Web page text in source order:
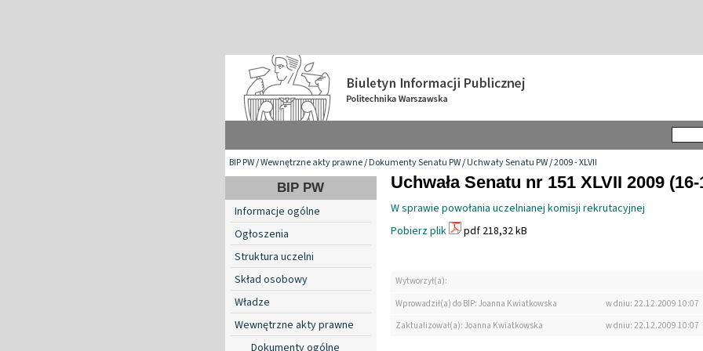
BIP PW/Wewnętrzne akty prawne/Dokumenty Senatu PW/Uchwały Senatu PW/2009 - XLVII
BIP PW
Informacje ogólne
Ogłoszenia
Struktura uczelni
Skład osobowy
Władze
Wewnętrzne akty prawne
Dokumenty ogólne
Uchwała Senatu nr 151 XLVII 2009
W sprawie powołania uczelnianej komisji rekrutacyjnej
Pobierz plik
pdf 218,32 kB
Wytworzył(a):
Wprowadził(a) do BIP: Joanna Kwiatkowska
w dniu: 22.12.2009 10:07
Zaktualizował(a): Joanna Kwiatkowska
w dniu: 22.12.2009 10:07